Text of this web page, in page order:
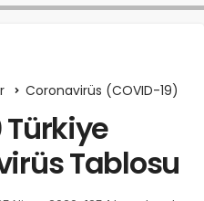
Coronavirüs (COVID-19)
Türkiye
Tablosu